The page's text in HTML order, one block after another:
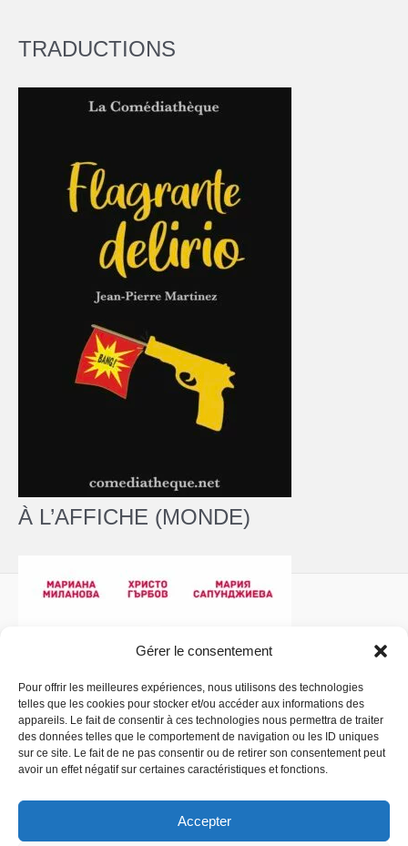
Gérer le consentement
Pour offrir les meilleures expériences, nous utilisons des technologies
telles que les cookies pour stocker et/ou accéder aux informations des
appareils. Le fait de consentir à ces technologies nous permettra de traiter
des données telles que le comportement de navigation ou les ID uniques
sur ce site. Le fait de ne pas consentir ou de retirer son consentement peut
avoir un effet négatif sur certaines caractéristiques et fonctions.
Accepter
TRADUCTIONS
À L’AFFICHE (MONDE)
Politique de confidentialité - Copyright © 2026 La
Comédiathèque